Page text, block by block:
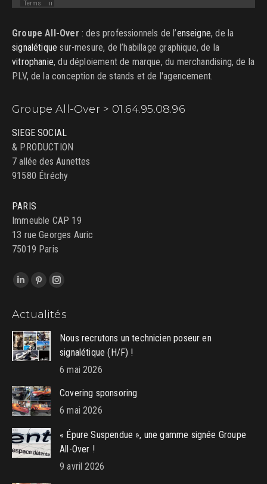
Groupe All-Over : des professionnels de l’enseigne, de la
signalétique sur-mesure, de l’habillage graphique, de la
vitrophanie, du déploiement de marque, du merchandising, de la
PLV, de la conception de stands et de l'agencement.
Groupe All-Over > 01.64.95.08.96
SIEGE SOCIAL
& PRODUCTION
7 allée des Aunettes
91580 Étréchy
PARIS
Immeuble CAP 19
13 rue Georges Auric
75019 Paris
Trouvez nous sur :
LinkedIn
opens
in
new
window
Pinterest
opens
in
new
window
Instagram
opens
in
new
window
Actualités
Nous recrutons un technicien poseur en
signalétique (H/F) !
6 mai 2026
Covering sponsoring
6 mai 2026
« Épure Suspendue », une gamme signée Groupe
All-Over !
9 avril 2026